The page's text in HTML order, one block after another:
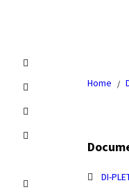
Home /
DI-